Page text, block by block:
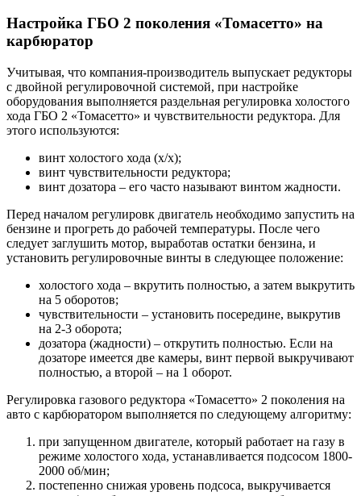
Настройка ГБО 2 поколения «Томасетто» на
карбюратор
Учитывая, что компания-производитель выпускает редукторы
с двойной регулировочной системой, при настройке
оборудования выполняется раздельная регулировка холостого
хода ГБО 2 «Томасетто» и чувствительности редуктора. Для
этого используются:
винт холостого хода (х/х);
винт чувствительности редуктора;
винт дозатора – его часто называют винтом жадности.
Перед началом регулировк двигатель необходимо запустить на
бензине и прогреть до рабочей температуры. После чего
следует заглушить мотор, выработав остатки бензина, и
установить регулировочные винты в следующее положение:
холостого хода – вкрутить полностью, а затем выкрутить
на 5 оборотов;
чувствительности – установить посередине, выкрутив
на 2-3 оборота;
дозатора (жадности) – открутить полностью. Если на
дозаторе имеется две камеры, винт первой выкручивают
полностью, а второй – на 1 оборот.
Регулировка газового редуктора «Томасетто» 2 поколения на
авто с карбюратором выполняется по следующему алгоритму:
при запущенном двигателе, который работает на газу в
режиме холостого хода, устанавливается подсосом 1800-
2000 об/мин;
постепенно снижая уровень подсоса, выкручивается